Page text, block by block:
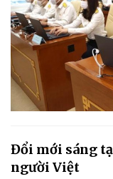
Đổi mới sáng
người Việt